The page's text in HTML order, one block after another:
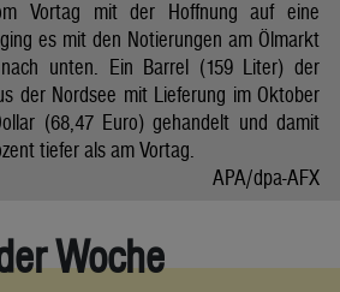
Vortag mit der Hoffnung auf eine
es mit den Notierungen am Ölmarkt
unten. Ein Barrel (159 Liter) der
der Nordsee mit Lieferung im Oktober
(68,47 Euro) gehandelt und damit
tiefer als am Vortag.
APA/dpa-AFX
Woche